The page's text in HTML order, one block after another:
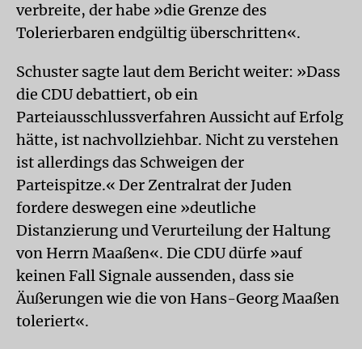
verbreite, der habe »die Grenze des
Tolerierbaren endgültig überschritten«.
Schuster sagte laut dem Bericht weiter: »Dass
die CDU debattiert, ob ein
Parteiausschlussverfahren Aussicht auf Erfolg
hätte, ist nachvollziehbar. Nicht zu verstehen
ist allerdings das Schweigen der
Parteispitze.« Der Zentralrat der Juden
fordere deswegen eine »deutliche
Distanzierung und Verurteilung der Haltung
von Herrn Maaßen«. Die CDU dürfe »auf
keinen Fall Signale aussenden, dass sie
Äußerungen wie die von Hans-Georg Maaßen
toleriert«.